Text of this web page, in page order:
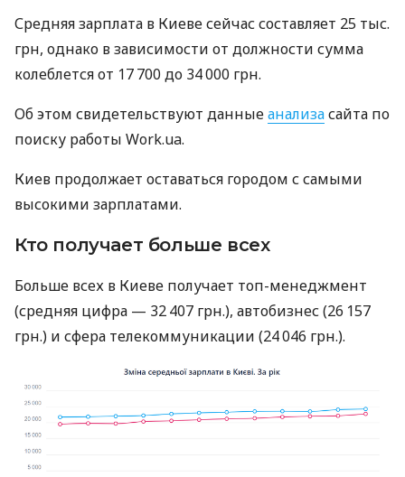
Средняя зарплата в Киеве сейчас составляет 25 тыс.
грн, однако в зависимости от должности сумма
колеблется от 17 700 до 34 000 грн.
Об этом свидетельствуют данныеанализасайта по
поиску работы Work.ua.
Киев продолжает оставаться городом с самыми
высокими зарплатами.
Кто получает больше всех
Больше всех в Киеве получает топ-менеджмент
(средняя цифра — 32 407 грн.), автобизнес (26 157
грн.) и сфера телекоммуникации (24 046 грн.).